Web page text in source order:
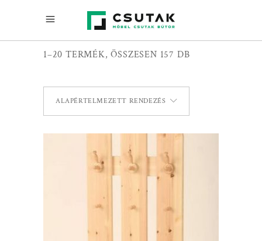
1–20 TERMÉK, ÖSSZESEN 157 DB
ALAPÉRTELMEZETT RENDEZÉS